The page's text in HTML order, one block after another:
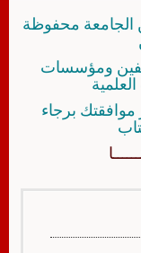
الجامعة محفوظة
ومؤسسات
برجاء